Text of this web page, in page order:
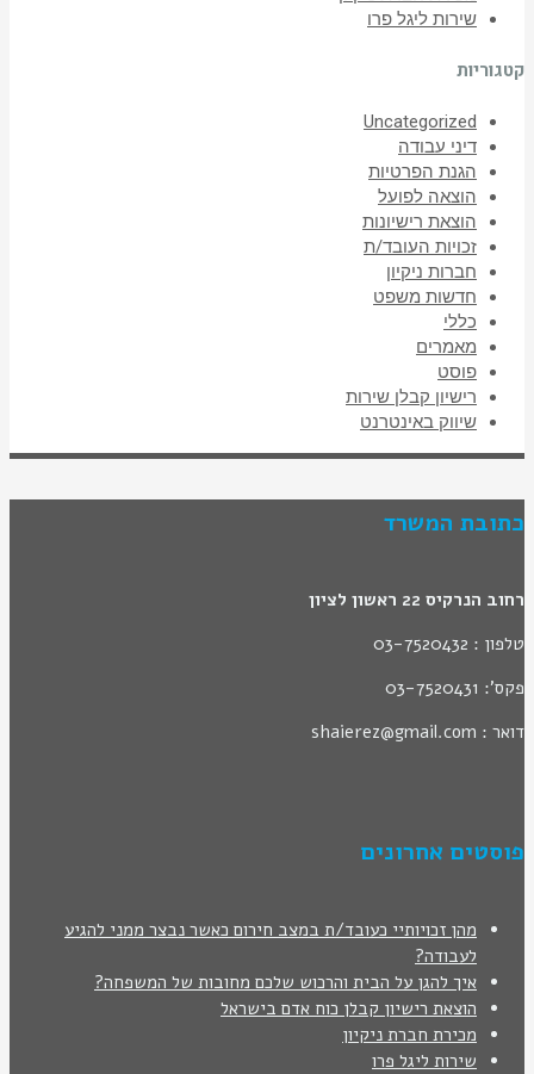
שירות ליגל פרו
קטגוריות
Uncategorized
דיני עבודה
הגנת הפרטיות
הוצאה לפועל
הוצאת רישיונות
זכויות העובד/ת
חברות ניקיון
חדשות משפט
כללי
מאמרים
פוסט
רישיון קבלן שירות
שיווק באינטרנט
כתובת המשרד
רחוב הנרקיס 22 ראשון לציון
טלפון : 03-7520432
פקס': 03-7520431
דואר : shaierez@gmail.com
פוסטים אחרונים
מהן זכויותיי כעובד/ת במצב חירום כאשר נבצר ממני להגיע
לעבודה?
איך להגן על הבית והרכוש שלכם מחובות של המשפחה?
הוצאת רישיון קבלן כוח אדם בישראל
מכירת חברת ניקיון
שירות ליגל פרו